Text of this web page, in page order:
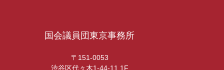
国会議員団東京事務所
〒151-0053
渋谷区代々木1-44-11 1F